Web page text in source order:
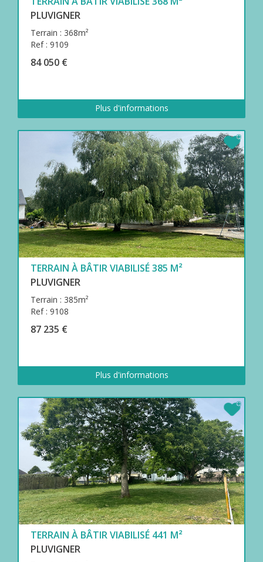
PLUVIGNER
Terrain : 368m²
Ref : 9109
84 050 €
Plus d'informations
TERRAIN À BÂTIR VIABILISÉ 385 M²
PLUVIGNER
Terrain : 385m²
Ref : 9108
87 235 €
Plus d'informations
TERRAIN À BÂTIR VIABILISÉ 441 M²
PLUVIGNER